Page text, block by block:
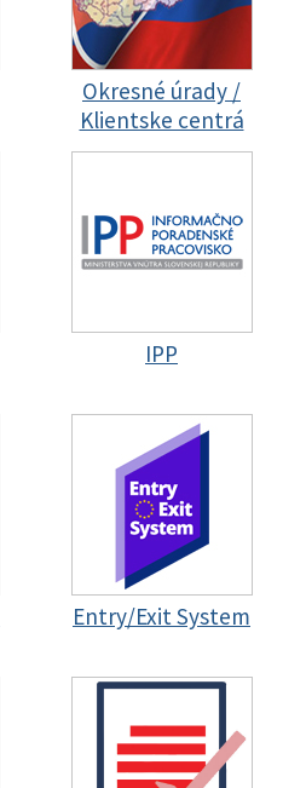
Okresné úrady /
Klientske centrá
IPP
Entry/Exit System